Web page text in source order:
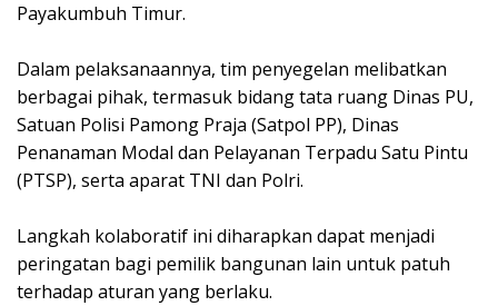
Payakumbuh Timur.
Dalam pelaksanaannya, tim penyegelan melibatkan
berbagai pihak, termasuk bidang tata ruang Dinas PU,
Satuan Polisi Pamong Praja (Satpol PP), Dinas
Penanaman Modal dan Pelayanan Terpadu Satu Pintu
(PTSP), serta aparat TNI dan Polri.
Langkah kolaboratif ini diharapkan dapat menjadi
peringatan bagi pemilik bangunan lain untuk patuh
terhadap aturan yang berlaku.